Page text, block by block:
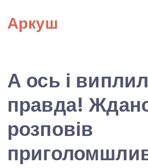
content
Аркуш
А ось і
правда!
розповів